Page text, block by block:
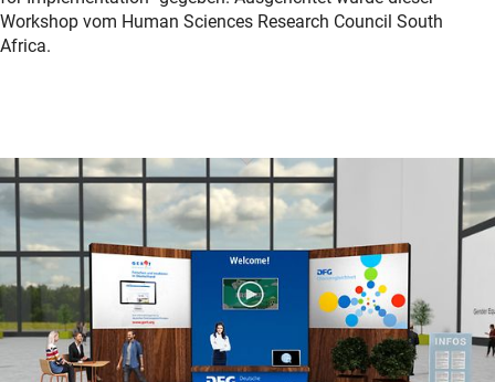
Workshop vom Human Sciences Research Council South
Africa.